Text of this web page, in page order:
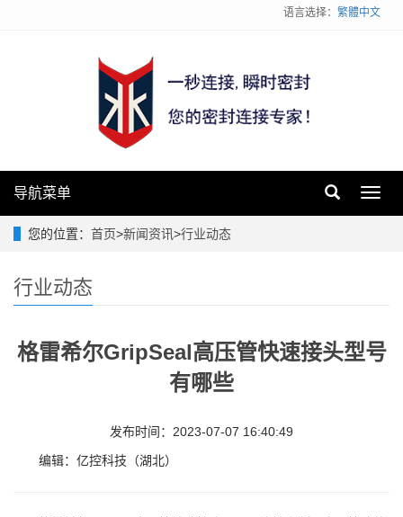
语言选择： 繁體中文
导航菜单
您的位置： 首页>新闻资讯>行业动态
行业动态
格雷希尔GripSeal高压管快速接头型号
有哪些
发布时间：2023-07-07 16:40:49
编辑：亿控科技（湖北）